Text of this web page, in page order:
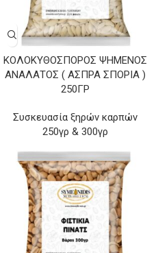
ΚΟΛΟΚΥΘΌΣΠΟΡΟΣ ΨΗΜΈΝΟΣ
ΑΝΆΛΑΤΟΣ ( ΆΣΠΡΑ ΣΠΌΡΙΑ )
250ΓΡ
Συσκευασία ξηρών καρπών
250γρ & 300γρ